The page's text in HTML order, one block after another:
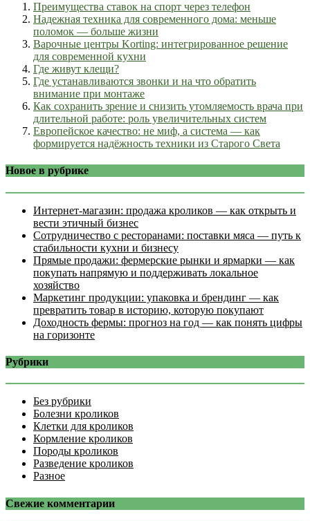
Преимущества ставок на спорт через телефон
Надежная техника для современного дома: меньше
поломок — больше жизни
Варочные центры Korting: интегрированное решение
для современной кухни
Где живут клещи?
Где устанавливаются звонки и на что обратить
внимание при монтаже
Как сохранить зрение и снизить утомляемость врача при
длительной работе: роль увеличительных систем
Европейское качество: не миф, а система — как
формируется надёжность техники из Старого Света
Новое в рубрике
Интернет‑магазин: продажа кроликов — как открыть и
вести этичный бизнес
Сотрудничество с ресторанами: поставки мяса — путь к
стабильности кухни и бизнесу
Прямые продажи: фермерские рынки и ярмарки — как
покупать напрямую и поддерживать локальное
хозяйство
Маркетинг продукции: упаковка и брендинг — как
превратить товар в историю, которую покупают
Доходность фермы: прогноз на год — как понять цифры
на горизонте
Рубрики
Без рубрики
Болезни кроликов
Клетки для кроликов
Кормление кроликов
Породы кроликов
Разведение кроликов
Разное
Свежие комментарии